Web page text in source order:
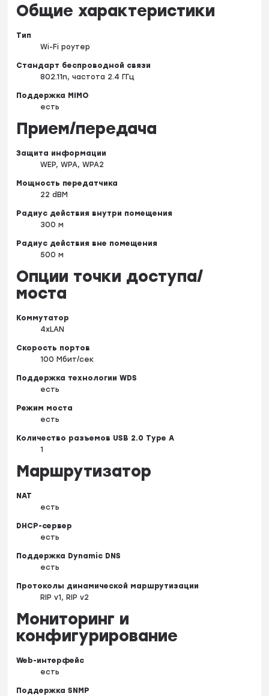
Общие характеристики
Тип
Wi-Fi роутер
Стандарт беспроводной связи
802.11n, частота 2.4 ГГц
Поддержка MIMO
есть
Прием/передача
Защита информации
WEP, WPA, WPA2
Мощность передатчика
22 dBM
Радиус действия внутри помещения
300 м
Радиус действия вне помещения
500 м
Опции точки доступа/
моста
Коммутатор
4xLAN
Скорость портов
100 Мбит/сек
Поддержка технологии WDS
есть
Режим моста
есть
Количество разъемов USB 2.0 Type A
1
Маршрутизатор
NAT
есть
DHCP-сервер
есть
Поддержка Dynamic DNS
есть
Протоколы динамической маршрутизации
RIP v1, RIP v2
Мониторинг и
конфигурирование
Web-интерфейс
есть
Поддержка SNMP